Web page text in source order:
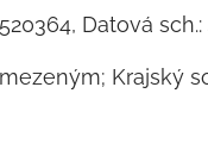
Datová
Krajský